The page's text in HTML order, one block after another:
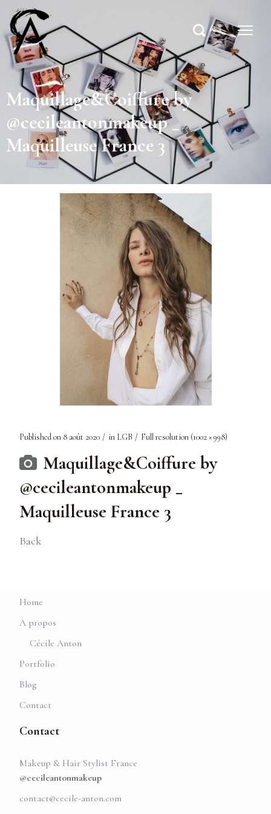
Maquillage&Coiffure by
@cecileantonmakeup _
Maquilleuse France 3
Published on 8 août 2020 in LGB Full resolution (1002 × 998)
Maquillage&Coiffure by
@cecileantonmakeup _
Maquilleuse France 3
Back
Home
A propos
Cécile Anton
Portfolio
Blog
Contact
Contact
Makeup & Hair Stylist France
@cecileantonmakeup
contact@cecile-anton.com